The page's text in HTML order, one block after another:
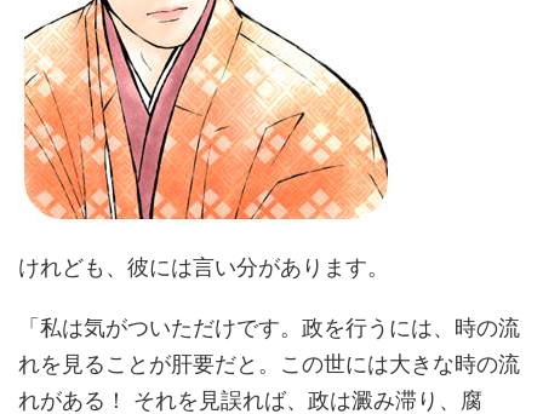
けれども、彼には言い分があります。
「私は気がついただけです。政を行うには、時の流
れを見ることが肝要だと。この世には大きな時の流
れがある！ それを見誤れば、政は澱み滞り、腐